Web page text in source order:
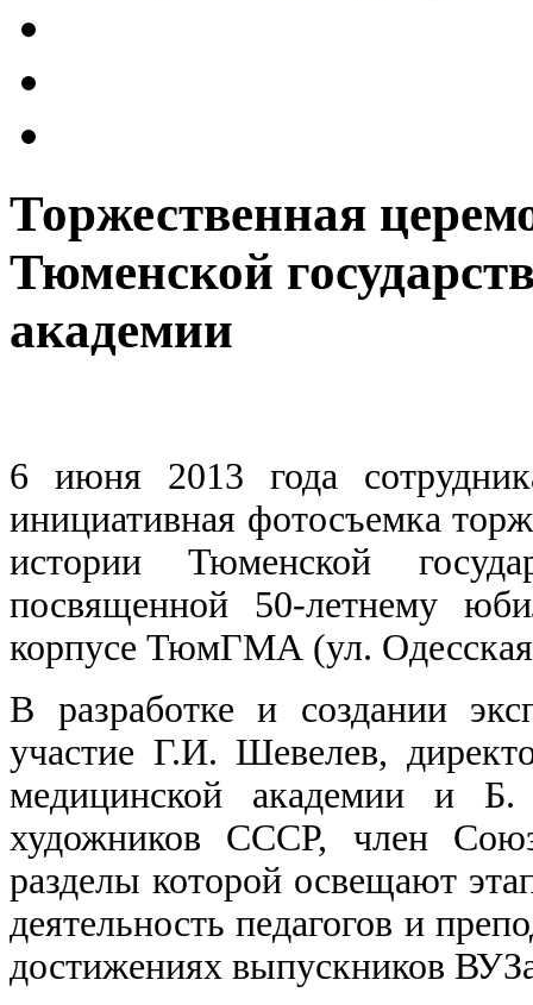
Торжественная
Тюменской
академии
6 июня 2013 года
инициативная фотосъемка
истории Тюменской
посвященной 50-летнему
корпусе ТюмГМА (ул.
В разработке и создании
участие Г.И. Шевелев,
медицинской академии и
художников СССР, член
разделы которой освещают
деятельность педагогов и
достижениях выпускников